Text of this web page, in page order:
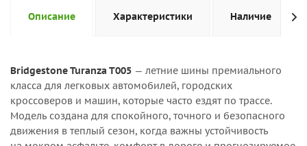
Описание Характеристики Наличие
Bridgestone Turanza T005 — летние шины премиального
класса для легковых автомобилей, городских
кроссоверов и машин, которые часто ездят по трассе.
Модель создана для спокойного, точного и безопасного
движения в теплый сезон, когда важны устойчивость